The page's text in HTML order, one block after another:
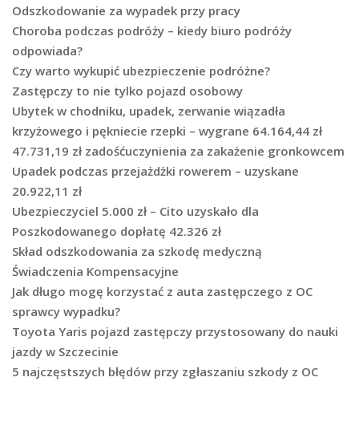
Odszkodowanie za wypadek przy pracy
Choroba podczas podróży – kiedy biuro podróży
odpowiada?
Czy warto wykupić ubezpieczenie podróżne?
Zastępczy to nie tylko pojazd osobowy
Ubytek w chodniku, upadek, zerwanie wiązadła
krzyżowego i pękniecie rzepki – wygrane 64.164,44 zł
47.731,19 zł zadośćuczynienia za zakażenie gronkowcem
Upadek podczas przejażdżki rowerem – uzyskane
20.922,11 zł
Ubezpieczyciel 5.000 zł – Cito uzyskało dla
Poszkodowanego dopłatę 42.326 zł
Skład odszkodowania za szkodę medyczną
Świadczenia Kompensacyjne
Jak długo mogę korzystać z auta zastępczego z OC
sprawcy wypadku?
Toyota Yaris pojazd zastępczy przystosowany do nauki
jazdy w Szczecinie
5 najczęstszych błędów przy zgłaszaniu szkody z OC